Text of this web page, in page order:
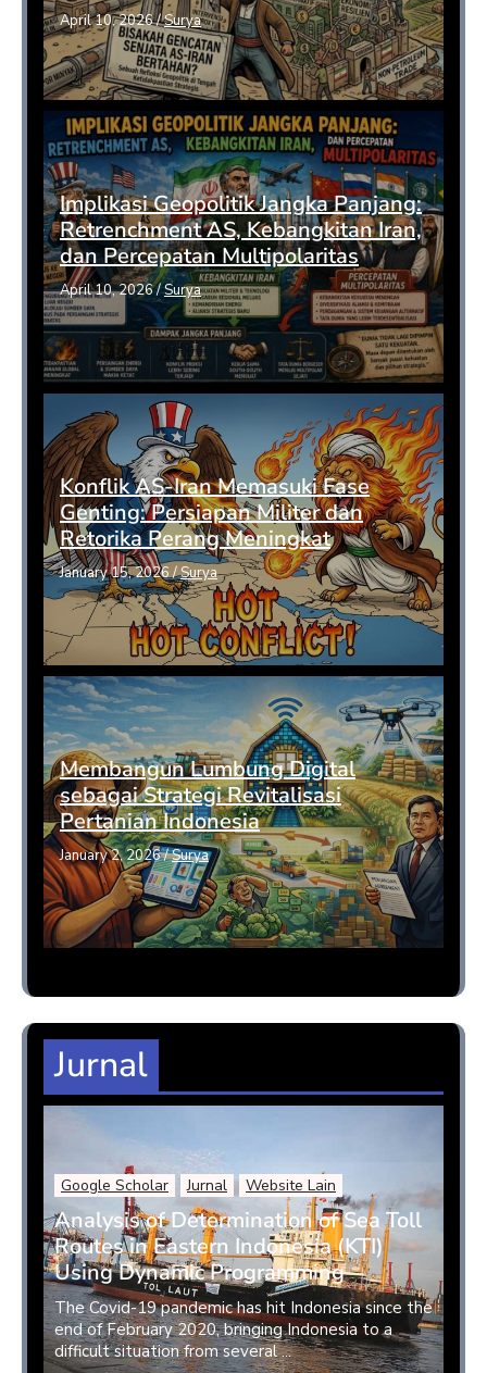
April 10, 2026/Surya
Implikasi Geopolitik Jangka Panjang:
Retrenchment AS, Kebangkitan Iran,
dan Percepatan Multipolaritas
April 10, 2026/Surya
Konflik AS-Iran Memasuki Fase
Genting: Persiapan Militer dan
Retorika Perang Meningkat
January 15, 2026/Surya
Membangun Lumbung Digital
sebagai Strategi Revitalisasi
Pertanian Indonesia
January 2, 2026/Surya
Jurnal
Google Scholar Jurnal Website Lain
Analysis of Determination of Sea Toll
Routes in Eastern Indonesia (KTI)
Using Dynamic Programming
The Covid-19 pandemic has hit Indonesia since the
end of February 2020, bringing Indonesia to a
difficult situation from several ...